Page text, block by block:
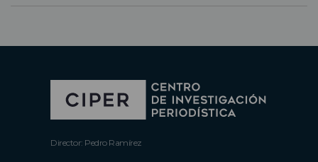
Director: Pedro Ramírez